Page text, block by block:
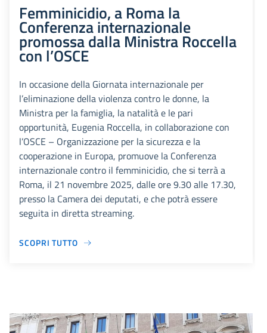
Femminicidio, a Roma la
Conferenza internazionale
promossa dalla Ministra Roccella
con l’OSCE
In occasione della Giornata internazionale per
l’eliminazione della violenza contro le donne, la
Ministra per la famiglia, la natalità e le pari
opportunità, Eugenia Roccella, in collaborazione con
l’OSCE – Organizzazione per la sicurezza e la
cooperazione in Europa, promuove la Conferenza
internazionale contro il femminicidio, che si terrà a
Roma, il 21 novembre 2025, dalle ore 9.30 alle 17.30,
presso la Camera dei deputati, e che potrà essere
seguita in diretta streaming.
SCOPRI TUTTO